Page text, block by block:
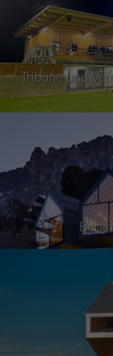
Tribüne und